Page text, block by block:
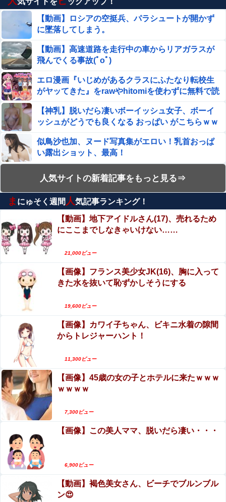
ガジェットってなに？
【鬼滅の刃】 色欲の鬼に対抗するためにエ□特訓を受ける
胡蝶しのぶ…！クールなしのぶが快楽に抗えず翻弄されち
ゃう…
この夏菜がシコすぎるｗｗｗｗ
【悲報】 福岡県議会「海外視察費」公表！ 3年間で2億
6500万円ｗｗｗｗｗｗｗｗｗ
人気ユーチューバーさん、動画内にヤバすぎる物が映って
るのがバレて騒然ｗｗｗｗｗ
ドンキのうなぎ食べた14人が食中毒…3歳児から75歳まで
被害
【悲報】風俗嬢やってる女の末路ｗｗｗｗｗｗｗｗｗｗｗ
【狂気】米政府「黒人の梅毒患者399人を治療せず放置し
たらどうなるか見たろ！」→40年間続けてしまう
リアルで好きと言っても引かれないアニメ
【悲報】 風俗嬢と旅行に行った結果ｗｗｗｗｗｗｗｗｗｗ
ｗｗｗｗ
【画像】カリスマ美容師さん、ココリコ田中みたいなチー
牛を大変身させた結果がこちらw w w w w w w w w w w
ちとせよしのさん(26)の限界突破のドスケベ尻 part2
【速報】高市政権、エース級の財務官僚・一松旬氏を
左遷「彼は協力的でなかった」財務省の言いなりでは
ないことが判明
似鳥沙也加、ヌード写真集がエロい！乳首おっぱい露出シ
ョット、最高！
Powered by livedoor 相互RSS
【動画】ロシアの空挺兵、パラシュートが開かず
に墜落してしまう。
【動画】高速道路を走行中の車からリアガラスが
飛んでくる事故(ﾟoﾟ)
エロ漫画『いじめがあるクラスにふたなり転校生
がヤッてきた』をrawやhitomiを使わずに無料で読
【神乳】脱いだら凄いボーイッシュ女子、ボーイ
ッシュがどうでも良くなる おっぱい がこちらｗｗ
似鳥沙也加、ヌード写真集がエロい！乳首おっぱ
い露出ショット、最高！
【動画】両方馬鹿（笑）ミニストップでトラック
と衝突したドラレコが（ノ∇`）
エロ漫画『この気持ちの名前を教えて』をrawや
hitomiを使わずに無料で読む方法│とりの屋
エロ漫画『TSしてパパのえっちな娘になるバイト
そして娘堕ちするまでがセット』をrawやhitomiを
使わずに無料で読む方法│あむぁいおかし製作所
ヤツはいないだろｗｗ
はいけないセ○クス」、逆にエロいんだが
【閲覧注意】メキシコの街中で生配信した結果…
麻薬カルテルがやって来て、たった3秒で…（動画
山田ゆり、AVデビュー＆乳首ヌードおっぱいがエ
ロ過ぎる！Madonna超大型新人、セックス解禁！
（エロ動画）
人気サイトの新着記事をもっと見る⇒
ま にゅそく週間 人気記事ランキング！
【動画】地下アイドルさん(17)、売れるため
にここまでしなきゃいけない……
21,000ビュー
【画像】フランス美少女JK(16)、胸に入って
きた水を抜いて恥ずかしそうにする
19,600ビュー
【画像】カワイ子ちゃん、ビキニ水着の隙間
からトレジャーハント！
11,300ビュー
【画像】45歳の女の子とホテルに来たｗｗｗ
ｗｗｗｗ
7,300ビュー
【画像】この美人ママ、脱いだら凄い・・・
6,900ビュー
【動画】褐色美女さん、ビーチでブルンブル
ン😍